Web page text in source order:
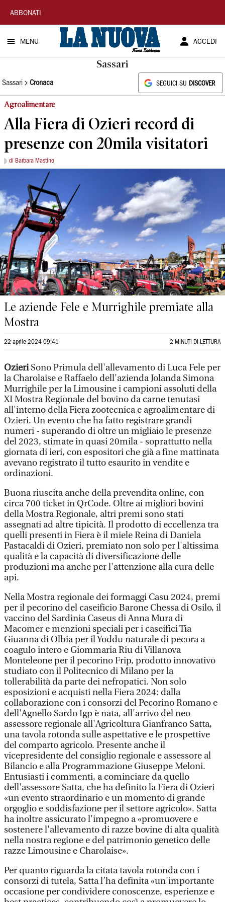
La
Nuova
Sardegna
ABBONATI
MENU ACCEDI
Sassari
Sassari Cronaca SEGUICI SU DISCOVER
Agroalimentare
Alla Fiera di Ozieri record di
presenze con 20mila visitatori
di Barbara Mastino
Le aziende Fele e Murrighile premiate alla
Mostra
22 aprile 2024 09:41 2 MINUTI DI LETTURA
OzieriSono Primula dell'allevamento di Luca Fele per
la Charolaise e Raffaelo dell'azienda Jolanda Simona
Murrighile per la Limousine i campioni assoluti della
XI Mostra Regionale del bovino da carne tenutasi
all'interno della Fiera zootecnica e agroalimentare di
Ozieri. Un evento che ha fatto registrare grandi
numeri - superando di oltre un migliaio le presenze
del 2023, stimate in quasi 20mila - soprattutto nella
giornata di ieri, con espositori che già a fine mattinata
avevano registrato il tutto esaurito in vendite e
ordinazioni.
Buona riuscita anche della prevendita online, con
circa 700 ticket in QrCode. Oltre ai migliori bovini
della Mostra Regionale, altri premi sono stati
assegnati ad altre tipicità. Il prodotto di eccellenza tra
quelli presenti in Fiera è il miele Reina di Daniela
Pastacaldi di Ozieri, premiato non solo per l'altissima
qualità e la capacità di diversificazione delle
produzioni ma anche per l'attenzione alla cura delle
api.
Nella Mostra regionale dei formaggi Casu 2024, premi
per il pecorino del caseificio Barone Chessa di Osilo, il
vaccino del Sardinia Caseus di Anna Mura di
Macomer e menzioni speciali per i caseifici Tia
Giuanna di Olbia per il Yoddu naturale di pecora a
coagulo intero e Giommaria Riu di Villanova
Monteleone per il pecorino Frip, prodotto innovativo
studiato con il Politecnico di Milano per la
tollerabilità da parte dei nefropatici. Non solo
esposizioni e acquisti nella Fiera 2024: dalla
collaborazione con i consorzi del Pecorino Romano e
dell'Agnello Sardo Igp è nata, all'arrivo del neo
assessore regionale all'Agricoltura Gianfranco Satta,
una tavola rotonda sulle aspettative e le prospettive
del comparto agricolo. Presente anche il
vicepresidente del consiglio regionale e assessore al
Bilancio e alla Programmazione Giuseppe Meloni.
Entusiasti i commenti, a cominciare da quello
dell'assessore Satta, che ha definito la Fiera di Ozieri
«un evento straordinario e un momento di grande
orgoglio e soddisfazione per il settore agricolo». Satta
ha inoltre assicurato l'impegno a «promuovere e
sostenere l'allevamento di razze bovine di alta qualità
nella nostra regione e del patrimonio genetico delle
razze Limousine e Charolaise».
Per quanto riguarda la citata tavola rotonda con i
consorzi di tutela, Satta l’ha definita «un'importante
occasione per condividere conoscenze, esperienze e